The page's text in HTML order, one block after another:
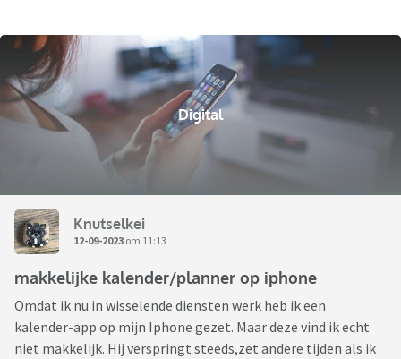
Digital
Knutselkei
12-09-2023 om 11:13
makkelijke kalender/planner op iphone
Omdat ik nu in wisselende diensten werk heb ik een
kalender-app op mijn Iphone gezet. Maar deze vind ik echt
niet makkelijk. Hij verspringt steeds,zet andere tijden als ik